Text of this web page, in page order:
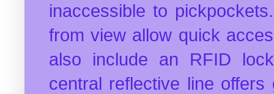
inaccessible to
from view allow quick
also include an RFID
central reflective line